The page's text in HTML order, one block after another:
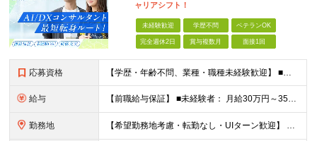
ャリアシフト！
未経験歓迎 学歴不問 ベテランOK
完全週休2日 賞与複数月 面接1回
応募資格 【学歴・年齢不問、業種・職種未経験歓迎】 ■何らかの社会人経験がある方（3年以上） ※前職のご経験やITエンジニア経験を活かして コンサルタントやPMOなどに挑戦したい方歓迎！ ★入社前面談・アンケ
給与 【前職給与保証】 ■未経験者： 月給30万円～35万円 ■ローキャリア（経験目安1年程度）： 月給35万円～40万円 ■経験者（経験目安3年以上）： 月給40万円～60万円 ■即戦力（経験目安5年以上
勤務地 【希望勤務地考慮・転勤なし・UIターン歓迎】 本社（東京都新宿区大京町）および首都圏の勤務先 ★リモートワーク応相談 ★上京を希望する地方在住者の方も大歓迎！ ★横浜に営業拠点開設 神奈川県内や神